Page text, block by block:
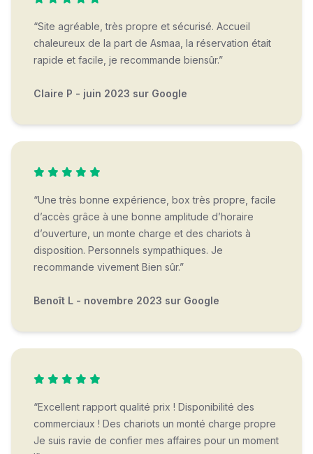
“Site agréable, très propre et sécurisé. Accueil
chaleureux de la part de Asmaa, la réservation était
rapide et facile, je recommande biensûr.”
Claire P - juin 2023 sur Google
“Une très bonne expérience, box très propre, facile
d’accès grâce à une bonne amplitude d’horaire
d’ouverture, un monte charge et des chariots à
disposition. Personnels sympathiques. Je
recommande vivement Bien sûr.”
Benoît L - novembre 2023 sur Google
“Excellent rapport qualité prix ! Disponibilité des
commerciaux ! Des chariots un monté charge propre
Je suis ravie de confier mes affaires pour un moment